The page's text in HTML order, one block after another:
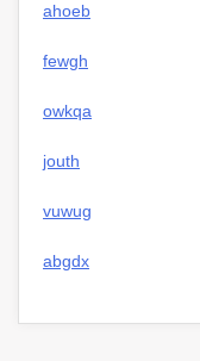
ahoeb
fewgh
owkqa
jouth
vuwug
abgdx